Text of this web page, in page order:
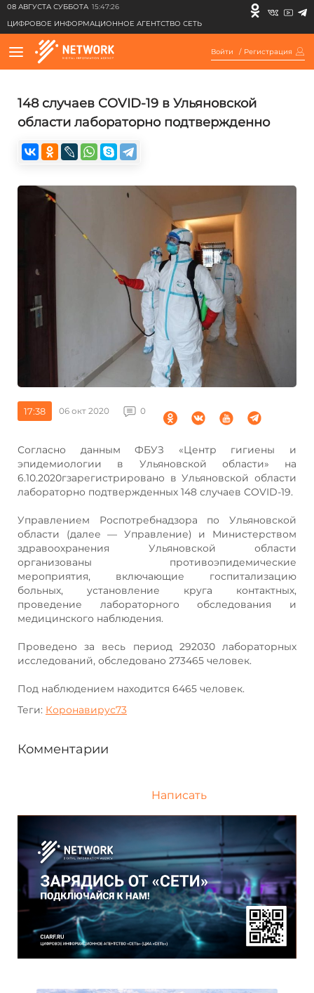
08 АВГУСТА СУББОТА 15:47:26
ЦИФРОВОЕ ИНФОРМАЦИОННОЕ АГЕНТСТВО СЕТЬ
Войти / Регистрация
148 случаев COVID-19 в Ульяновской
области лабораторно подтвержденно
17:38 06 окт 2020 0
Согласно данным ФБУЗ «Центр гигиены и
эпидемиологии в Ульяновской области» на
6.10.2020гзарегистрировано в Ульяновской области
лабораторно подтвержденных 148 случаев COVID-19.
Управлением Роспотребнадзора по Ульяновской
области (далее — Управление) и Министерством
здравоохранения Ульяновской области
организованы противоэпидемические
мероприятия, включающие госпитализацию
больных, установление круга контактных,
проведение лабораторного обследования и
медицинского наблюдения.
Проведено за весь период 292030 лабораторных
исследований, обследовано 273465 человек.
Под наблюдением находится 6465 человек.
Теги: Коронавирус73
Комментарии
Написать